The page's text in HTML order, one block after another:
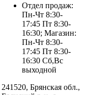
Отдел продаж:
Пн-Чт 8:30-
17:45 Пт 8:30-
16:30; Магазин:
Пн-Чт 8:30-
17:45 Пт 8:30-
16:30 Сб,Вс
выходной
241520, Брянская обл.,